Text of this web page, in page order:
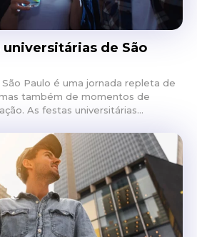
de São
Paulo é uma jornada repleta de
também de momentos de
As festas universitárias...